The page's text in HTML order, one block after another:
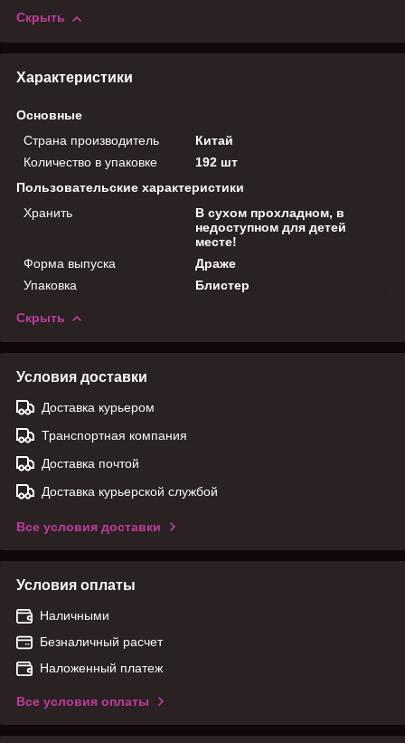
Скрыть
Характеристики
Основные
Страна производитель
Китай
Количество в упаковке
192 шт
Пользовательские характеристики
Хранить
В сухом прохладном, в
недоступном для детей
месте!
Форма выпуска
Драже
Упаковка
Блистер
Скрыть
Условия доставки
Доставка курьером
Транспортная компания
Доставка почтой
Доставка курьерской службой
Все условия доставки
Условия оплаты
Наличными
Безналичный расчет
Наложенный платеж
Все условия оплаты